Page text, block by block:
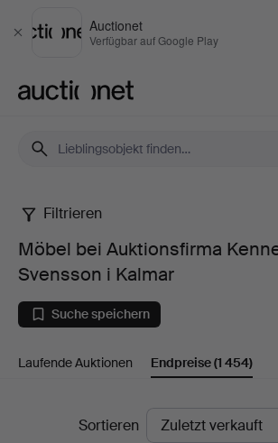
Schließen
Auctionet
Verfügbar auf Google Play
Möbel
bei
Auktionsfirma
Kenneth
Filtrieren
Möbel bei Auktionsfirma
Svensson i Kalmar
Suche speichern
Laufende Auktionen Endpreise(1 454)
EndpreiseSortieren